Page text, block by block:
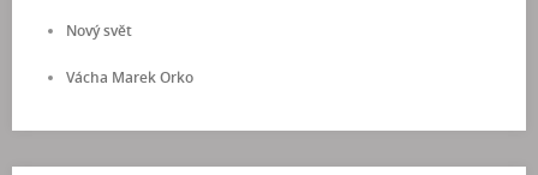
Nový svět
Vácha Marek Orko